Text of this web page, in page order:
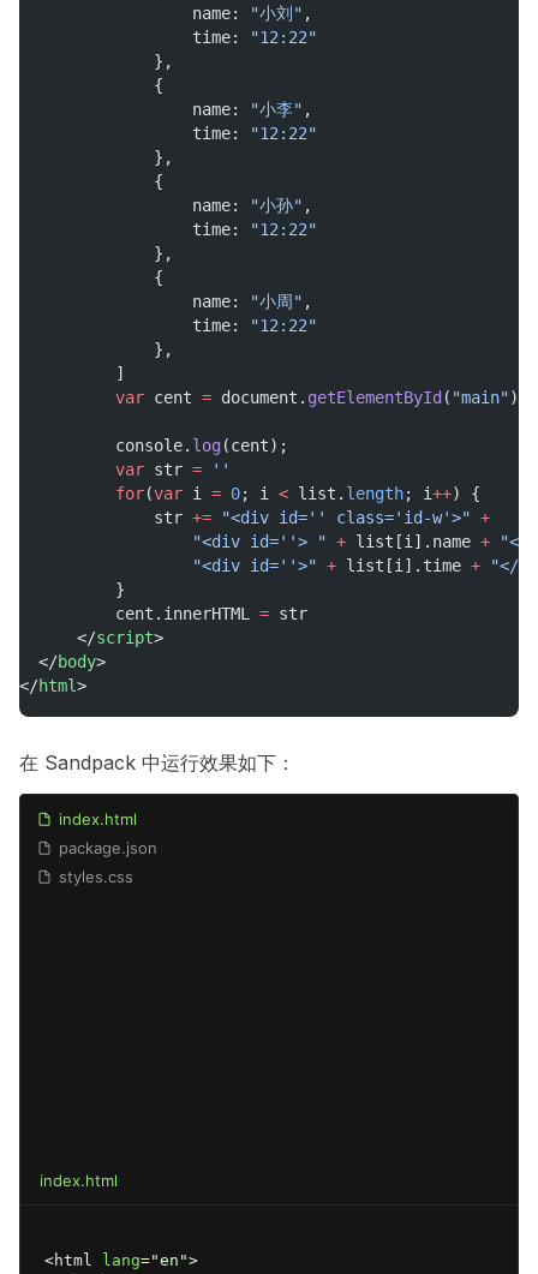
                  name:
"小刘" ,
                  time:
"12:22"
              },
              {
                  name:
"小李" ,
                  time:
"12:22"
              },
              {
                  name:
"小孙" ,
                  time:
"12:22"
              },
              {
                  name:
"小周" ,
                  time:
"12:22"
              },
          ]
var cent = document. getElementById ( "main");
          console.
log(cent);
var str =
''
for(var i = 0; i < list. length; i++) {
              str
+= "<div id='' class='id-w'>" +
"<div id=''> " + list[i].name +
"</
"<div id=''>" + list[i].time +
"</
          }
          cent.innerHTML
= str
      </
script>
  </
body>
</html>
在 Sandpack 中运行效果如下：
index.html
package.json
styles.css
index.html
<html lang="en">